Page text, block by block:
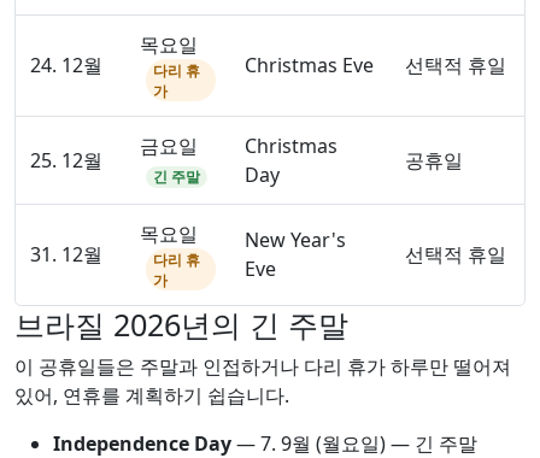
24. 12월
목요일
다리 휴
가
Christmas Eve 선택적 휴일
25. 12월
금요일
긴 주말
Christmas
Day
공휴일
31. 12월
목요일
다리 휴
가
New Year's
Eve
선택적 휴일
브라질 2026년의 긴 주말
이 공휴일들은 주말과 인접하거나 다리 휴가 하루만 떨어져
있어, 연휴를 계획하기 쉽습니다.
Independence Day—7. 9월 (월요일) — 긴 주말